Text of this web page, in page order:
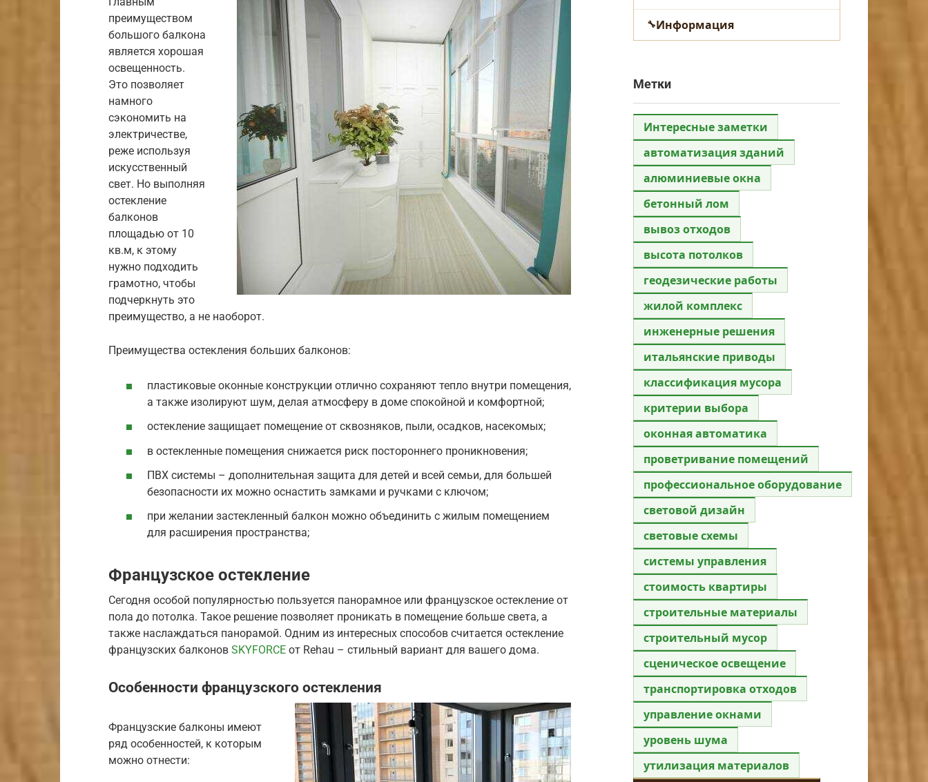
преимуществом
большого балкона
является хорошая
освещенность.
Это позволяет
намного
сэкономить на
электричестве,
реже используя
искусственный
свет. Но выполняя
остекление
балконов
площадью от 10
кв.м, к этому
нужно подходить
грамотно, чтобы
подчеркнуть это
преимущество, а не наоборот.
Преимущества остекления больших балконов:
пластиковые оконные конструкции отлично сохраняют тепло внутри помещения,
а также изолируют шум, делая атмосферу в доме спокойной и комфортной;
остекление защищает помещение от сквозняков, пыли, осадков, насекомых;
в остекленные помещения снижается риск постороннего проникновения;
ПВХ системы – дополнительная защита для детей и всей семьи, для большей
безопасности их можно оснастить замками и ручками с ключом;
при желании застекленный балкон можно объединить с жилым помещением
для расширения пространства;
Французское остекление
Сегодня особой популярностью пользуется панорамное или французское остекление от
пола до потолка. Такое решение позволяет проникать в помещение больше света, а
также наслаждаться панорамой. Одним из интересных способов считается остекление
французских балконов SKYFORCE от Rehau – стильный вариант для вашего дома.
Особенности французского остекления
Французские балконы имеют
ряд особенностей, к которым
можно отнести:
Информация
Метки
Интересные заметки
автоматизация зданий
алюминиевые окна
бетонный лом
вывоз отходов
высота потолков
геодезические работы
жилой комплекс
инженерные решения
итальянские приводы
классификация мусора
критерии выбора
оконная автоматика
проветривание помещений
профессиональное оборудование
световой дизайн
световые схемы
системы управления
стоимость квартиры
строительные материалы
строительный мусор
сценическое освещение
транспортировка отходов
управление окнами
уровень шума
утилизация материалов